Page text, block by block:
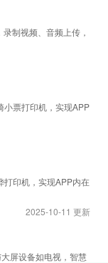
制视频、音频上传，
小票打印机，实现APP
打印机，实现APP内在
2025-10-11 更新
屏设备如电视，智慧